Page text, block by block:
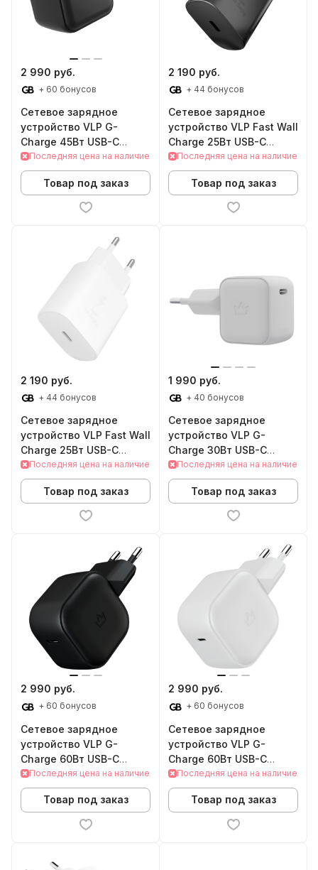
2 990 руб.
+ 60 бонусов
Сетевое зарядное
устройство VLP G-
Charge 45Вт USB-C
(Black)
Последняя цена на наличие
Товар под заказ
2 190 руб.
+ 44 бонусов
Сетевое зарядное
устройство VLP Fast Wall
Charge 25Вт USB-C
(Black)
Последняя цена на наличие
Товар под заказ
2 190 руб.
+ 44 бонусов
Сетевое зарядное
устройство VLP Fast Wall
Charge 25Вт USB-C
(White)
Последняя цена на наличие
Товар под заказ
1 990 руб.
+ 40 бонусов
Сетевое зарядное
устройство VLP G-
Charge 30Вт USB-C
(Белый)
Последняя цена на наличие
Товар под заказ
2 990 руб.
+ 60 бонусов
Сетевое зарядное
устройство VLP G-
Charge 60Вт USB-C
(Black)
Последняя цена на наличие
Товар под заказ
2 990 руб.
+ 60 бонусов
Сетевое зарядное
устройство VLP G-
Charge 60Вт USB-C
(White)
Последняя цена на наличие
Товар под заказ